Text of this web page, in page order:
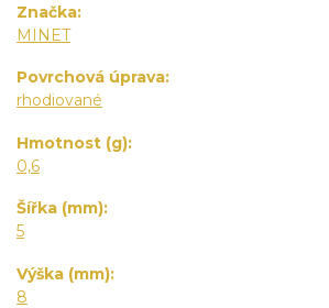
Značka
MINET
Povrchová úprava
rhodiované
Hmotnost (g)
0,6
Šířka (mm)
5
Výška (mm)
8